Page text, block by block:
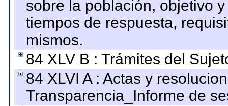
sobre la población, objetivo
tiempos de respuesta,
mismos.
84 XLV B : Trámites del
84 XLVI A : Actas y
Transparencia_Informe de